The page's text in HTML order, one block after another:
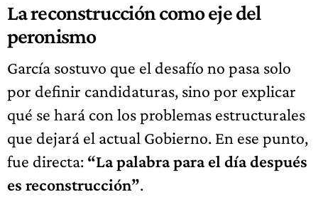
La reconstrucción como eje del
peronismo
García sostuvo que el desafío no pasa solo
por definir candidaturas, sino por explicar
qué se hará con los problemas estructurales
que dejará el actual Gobierno. En ese punto,
fue directa: “La palabra para el día después
es reconstrucción”.